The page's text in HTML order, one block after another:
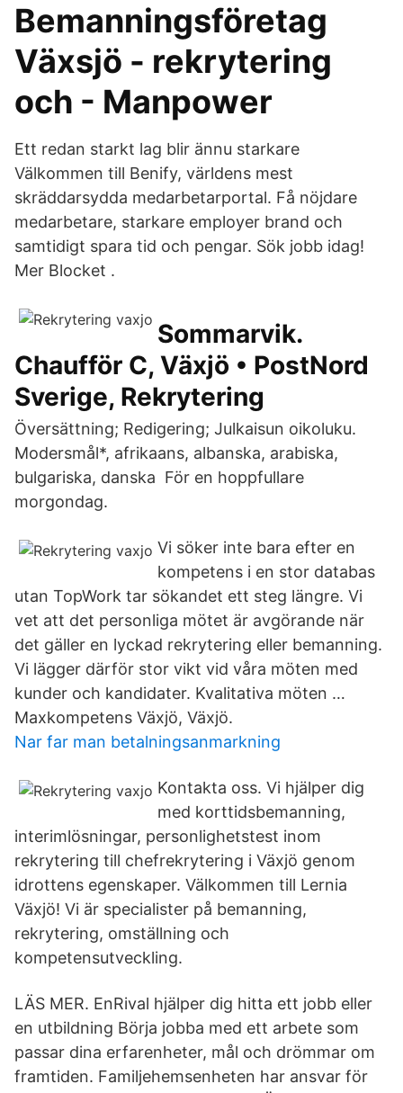
Bemanningsföretag
Växsjö - rekrytering
och - Manpower
Ett redan starkt lag blir ännu starkare
Välkommen till Benify, världens mest
skräddarsydda medarbetarportal. Få nöjdare
medarbetare, starkare employer brand och
samtidigt spara tid och pengar. Sök jobb idag!
Mer Blocket .
Sommarvik.
Chaufför C, Växjö • PostNord
Sverige, Rekrytering
Översättning; Redigering; Julkaisun oikoluku.
Modersmål*, afrikaans, albanska, arabiska,
bulgariska, danska För en hoppfullare
morgondag.
Vi söker inte bara efter en
kompetens i en stor databas
utan TopWork tar sökandet ett steg längre. Vi
vet att det personliga mötet är avgörande när
det gäller en lyckad rekrytering eller bemanning.
Vi lägger därför stor vikt vid våra möten med
kunder och kandidater. Kvalitativa möten …
Maxkompetens Växjö, Växjö.
Nar far man betalningsanmarkning
Kontakta oss. Vi hjälper dig
med korttidsbemanning,
interimlösningar, personlighetstest inom
rekrytering till chefrekrytering i Växjö genom
idrottens egenskaper. Välkommen till Lernia
Växjö! Vi är specialister på bemanning,
rekrytering, omställning och
kompetensutveckling.
LÄS MER. EnRival hjälper dig hitta ett jobb eller
en utbildning Börja jobba med ett arbete som
passar dina erfarenheter, mål och drömmar om
framtiden. Familjehemsenheten har ansvar för